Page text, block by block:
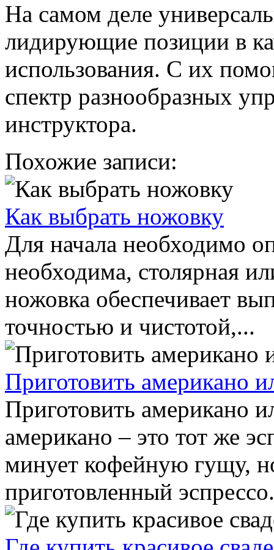
На самом деле
лидирующие позиции в
использования. С их
спектр разнообразных
инструктора.
Похожие записи:
Как выбрать ножовку
Для начала необходимо
необходима, столярная
ножовка обеспечивает
точностью и чистотой,...
Приготовить американо
Приготовить американо
американо – это тот же
минует кофейную гущу,
приготовленный